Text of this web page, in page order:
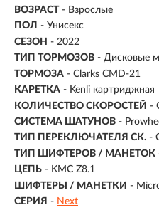
ВОЗРАСТ - Взрослые
ПОЛ - Унисекс
СЕЗОН - 2022
ТИП ТОРМОЗОВ - Дисковые
ТОРМОЗА - Clarks CMD-21
КАРЕТКА - Kenli картриджная
КОЛИЧЕСТВО СКОРОСТЕЙ -
СИСТЕМА ШАТУНОВ -
ТИП ПЕРЕКЛЮЧАТЕЛЯ СК. -
ТИП ШИФТЕРОВ / МАНЕТОК
ЦЕПЬ - KMC Z8.1
ШИФТЕРЫ / МАНЕТКИ -
СЕРИЯ - Next